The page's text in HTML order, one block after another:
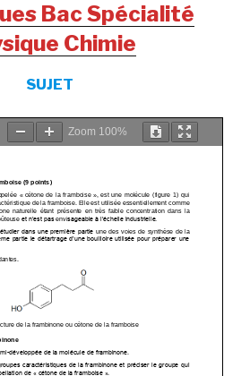
Bac Spécialité
Chimie
SUJET
Zoom 100%